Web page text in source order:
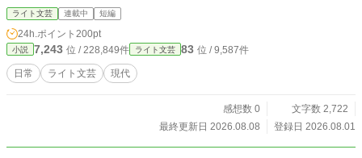
も、ひだまりカフェは営業中です。
ライト文芸 連載中 短編
24h.ポイント 200pt
小説 7,243 位 / 228,849件 ライト文芸 83 位 / 9,587件
日常 ライト文芸 現代
感想数 0
文字数 2,722
最終更新日 2026.08.08
登録日 2026.08.01